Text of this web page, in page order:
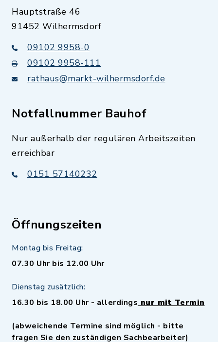
Hauptstraße 46
91452 Wilhermsdorf
09102 9958-0
09102 9958-111
rathaus@markt-wilhermsdorf.de
Notfallnummer Bauhof
Nur außerhalb der regulären Arbeitszeiten
erreichbar
0151 57140232
Öffnungszeiten
Montag bis Freitag:
07.30 Uhr bis 12.00 Uhr
Dienstag zusätzlich:
16.30 bis 18.00 Uhr - allerdings nur mit Termin
(abweichende Termine sind möglich - bitte
fragen Sie den zuständigen Sachbearbeiter)